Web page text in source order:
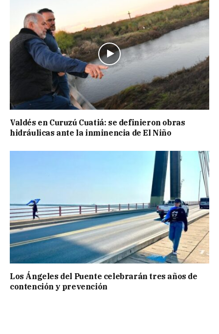
Valdés en Curuzú Cuatiá: se definieron obras
hidráulicas ante la inminencia de El Niño
Los Ángeles del Puente celebrarán tres años de
contención y prevención